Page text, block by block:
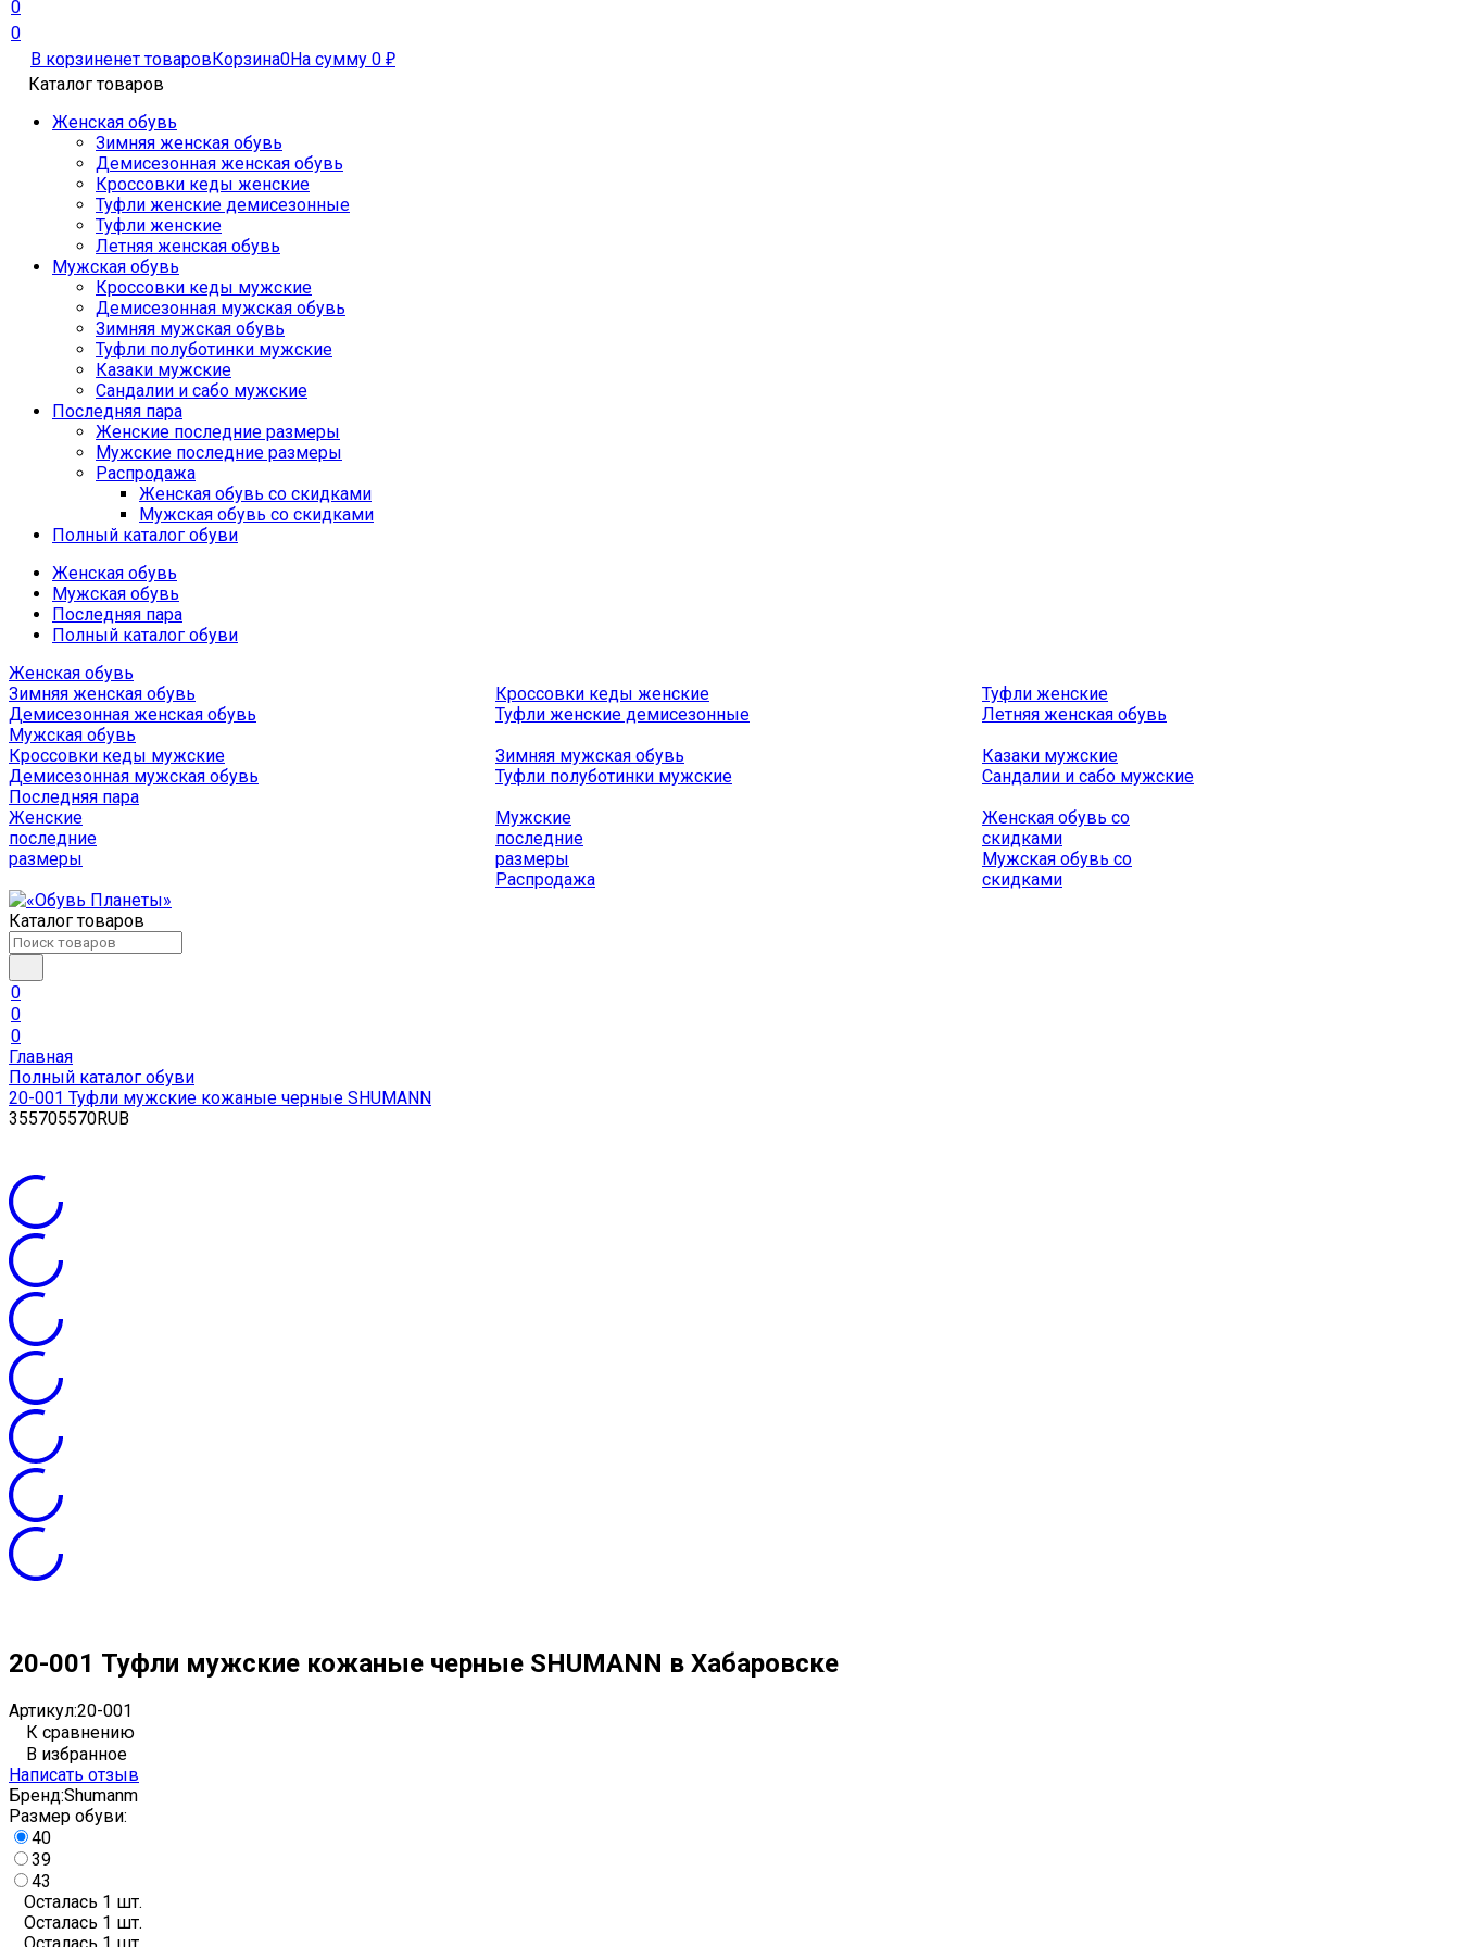
0
0
В корзиненет товаровКорзина0На сумму 0 ₽
Каталог товаров
Женская обувь
Зимняя женская обувь
Демисезонная женская обувь
Кроссовки кеды женские
Туфли женские демисезонные
Туфли женские
Летняя женская обувь
Мужская обувь
Кроссовки кеды мужские
Демисезонная мужская обувь
Зимняя мужская обувь
Туфли полуботинки мужские
Казаки мужские
Сандалии и сабо мужские
Последняя пара
Женские последние размеры
Мужские последние размеры
Распродажа
Женская обувь со скидками
Мужская обувь со скидками
Полный каталог обуви
Женская обувь
Мужская обувь
Последняя пара
Полный каталог обуви
Женская обувь
Зимняя женская обувь
Демисезонная женская обувь
Кроссовки кеды женские
Туфли женские демисезонные
Туфли женские
Летняя женская обувь
Мужская обувь
Кроссовки кеды мужские
Демисезонная мужская обувь
Зимняя мужская обувь
Туфли полуботинки мужские
Казаки мужские
Сандалии и сабо мужские
Последняя пара
Женские
последние
размеры
Мужские
последние
размеры
Распродажа
Женская обувь со
скидками
Мужская обувь со
скидками
Каталог товаров
0
0
0
Главная
Полный каталог обуви
20-001 Туфли мужские кожаные черные SHUMANN
355705570RUB
20-001 Туфли мужские кожаные черные SHUMANN в Хабаровске
Артикул:20-001
К сравнению
В избранное
Написать отзыв
Бренд:Shumanm
Размер обуви:
40
39
43
Осталась 1 шт.
Осталась 1 шт.